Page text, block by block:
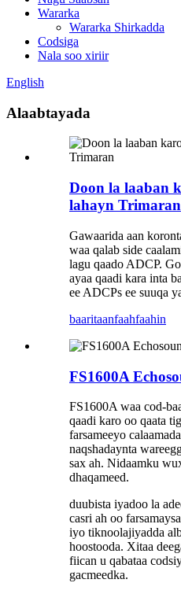
Wararka
Wararka Shirkadda
Codsiga
Nala soo xiriir
English
Alaabtayada
Doon la laaban
lahayn Trimaran
Gawaarida aan
waa qalab side
lagu qaado ADCP.
ayaa qaadi kara inta
ee ADCPs ee suuqa
baaritaanfaahfaahin
FS1600A
FS1600A waa cod-
qaadi karo oo qaata
farsameeyo
naqshadaynta
sax ah. Nidaamku
dhaqameed.
duubista iyadoo la
casri ah oo
iyo tiknoolajiyadda
hoostooda. Xitaa
fiican u qabataa
gacmeedka.